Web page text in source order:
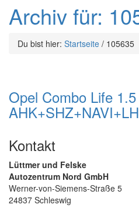
Archiv für:
Du bist hier: Startseite / 105635
Opel Combo Life
Kontakt
Lüttmer und Felske
Autozentrum Nord GmbH
Werner-von-Siemens-Straße 5
24837 Schleswig